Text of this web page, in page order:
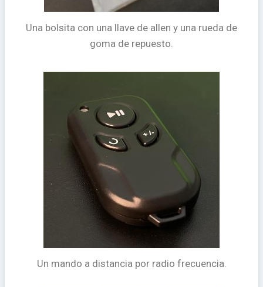
Una bolsita con una llave de allen y una rueda de
goma de repuesto.
Un mando a distancia por radio frecuencia.